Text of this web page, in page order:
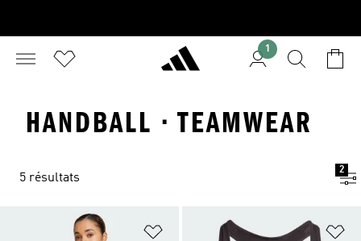
1
HANDBALL · TEAMWEAR
5 résultats
2
Ajouter à la Liste de produits